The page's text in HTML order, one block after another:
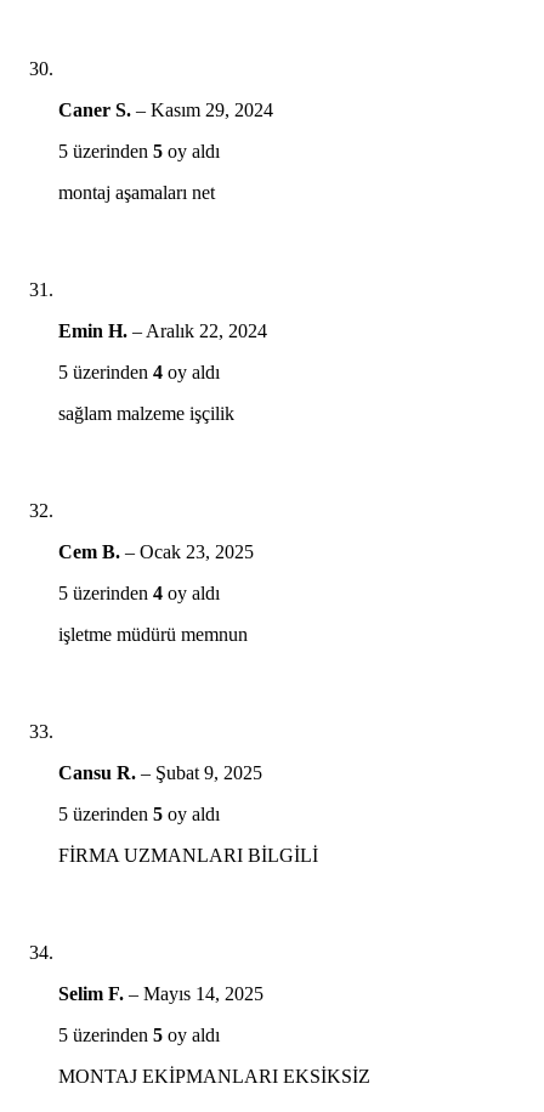
Caner S. – Kasım 29, 2024
5 üzerinden 5 oy aldı
montaj aşamaları net
Emin H. –Aralık 22, 2024
5 üzerinden 4 oy aldı
sağlam malzeme işçilik
Cem B. – Ocak 23, 2025
5 üzerinden 4 oy aldı
işletme müdürü memnun
Cansu R. – Şubat 9, 2025
5 üzerinden 5 oy aldı
FİRMA UZMANLARI BİLGİLİ
Selim F. – Mayıs 14, 2025
5 üzerinden 5 oy aldı
MONTAJ EKİPMANLARI EKSİKSİZ